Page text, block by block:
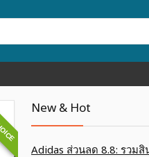
New & Hot
Adidas ส่วนลด 8.8: รวม